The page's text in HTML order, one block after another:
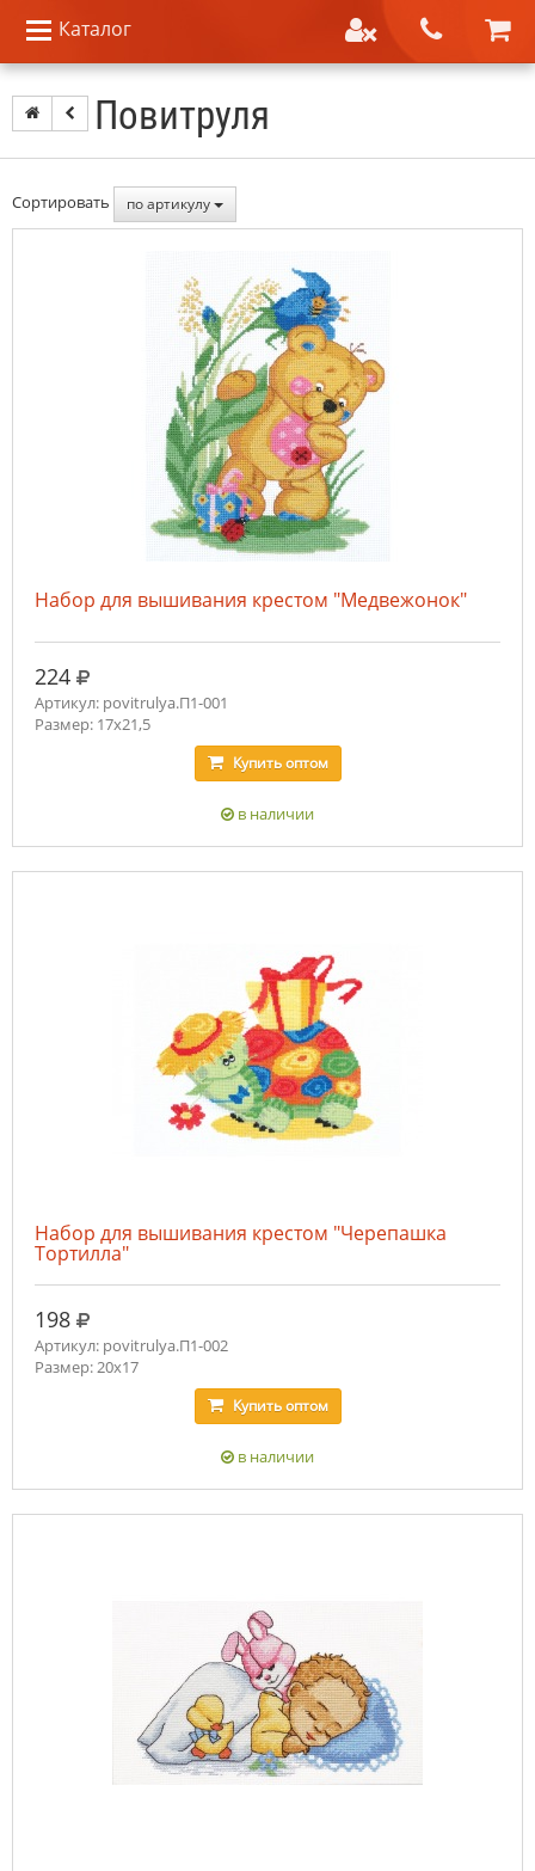
Каталог
Повитруля
Сортировать по артикулу
Набор для вышивания крестом "Медвежонок"
224 руб.
Артикул: povitrulya.П1-001
Размер: 17х21,5
Купитьоптом
в наличии
Набор для вышивания крестом "Черепашка
Тортилла"
198 руб.
Артикул: povitrulya.П1-002
Размер: 20х17
Купитьоптом
в наличии